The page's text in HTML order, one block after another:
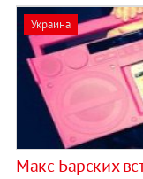
Украина
Макс Барских